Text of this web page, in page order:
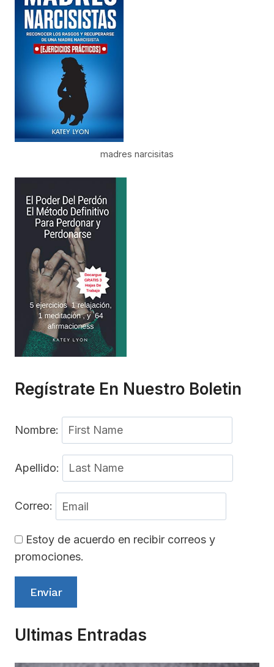
madres narcisitas
Regístrate En Nuestro Boletin
Nombre:
Apellido:
Correo:
Estoy de acuerdo en recibir correos y
promociones.
Enviar
Ultimas Entradas